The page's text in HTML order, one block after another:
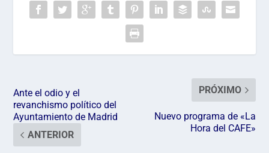
Ante el odio y el
revanchismo político del
Ayuntamiento de Madrid
ANTERIOR
PRÓXIMO
Nuevo programa de «La
Hora del CAFE»